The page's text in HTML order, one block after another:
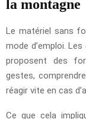
la montagne
Le matériel sans
mode d’emploi.
proposent des
gestes,
réagir vite en cas
Ce que cela